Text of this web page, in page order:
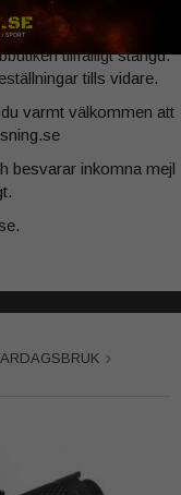
stängd
tillfälligt stängd.
tills vidare.
varmt välkommen att
besvarar inkomna mejl